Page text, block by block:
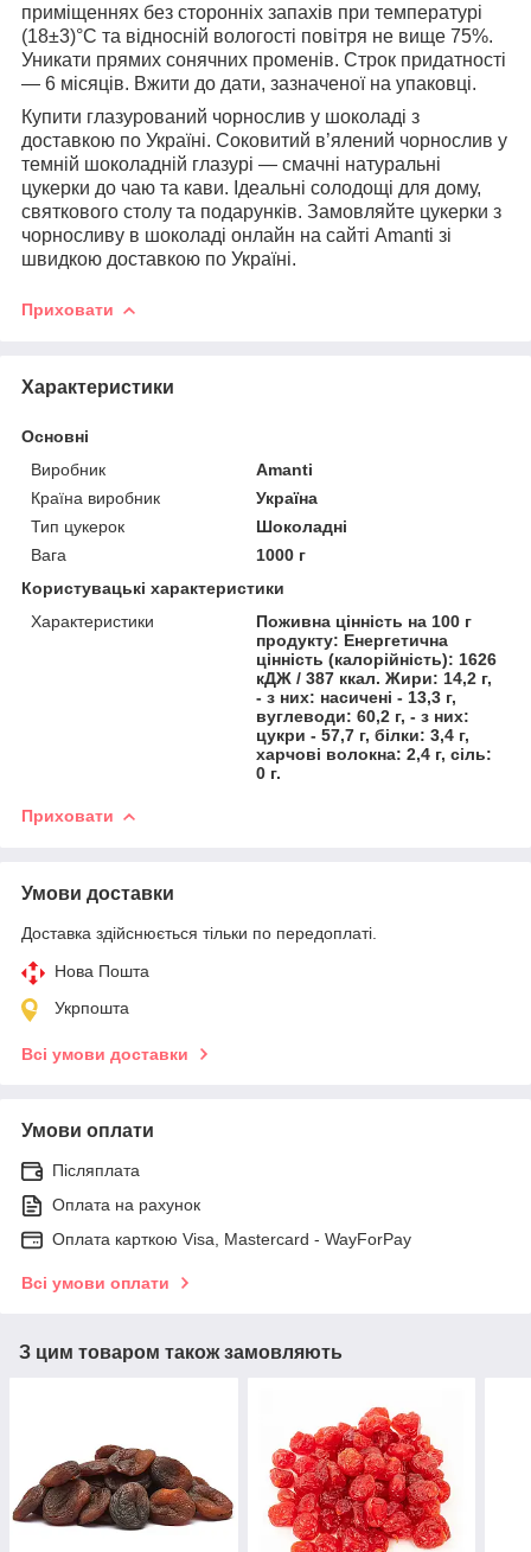
приміщеннях без сторонніх запахів при температурі
(18±3)°С та відносній вологості повітря не вище 75%.
Уникати прямих сонячних променів. Строк придатності
— 6 місяців. Вжити до дати, зазначеної на упаковці.
Купити глазурований чорнослив у шоколаді з
доставкою по Україні. Соковитий в’ялений чорнослив у
темній шоколадній глазурі — смачні натуральні
цукерки до чаю та кави. Ідеальні солодощі для дому,
святкового столу та подарунків. Замовляйте цукерки з
чорносливу в шоколаді онлайн на сайті Amanti зі
швидкою доставкою по Україні.
Приховати
Характеристики
Основні
Виробник
Amanti
Країна виробник
Україна
Тип цукерок
Шоколадні
Вага
1000 г
Користувацькі характеристики
Характеристики
Поживна цінність на 100 г
продукту: Енергетична
цінність (калорійність): 1626
кДЖ / 387 ккал. Жири: 14,2 г,
- з них: насичені - 13,3 г,
вуглеводи: 60,2 г, - з них:
цукри - 57,7 г, білки: 3,4 г,
харчові волокна: 2,4 г, сіль:
0 г.
Приховати
Умови доставки
Доставка здійснюється тільки по передоплаті.
Нова Пошта
Укрпошта
Всі умови доставки
Умови оплати
Післяплата
Оплата на рахунок
Оплата карткою Visa, Mastercard - WayForPay
Всі умови оплати
З цим товаром також замовляють